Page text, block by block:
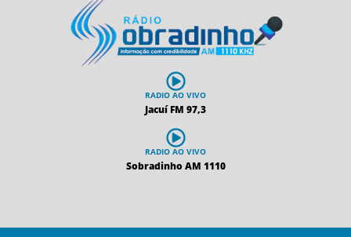
RADIO AO VIVO
Jacuí FM 97,3
RADIO AO VIVO
Sobradinho AM 1110